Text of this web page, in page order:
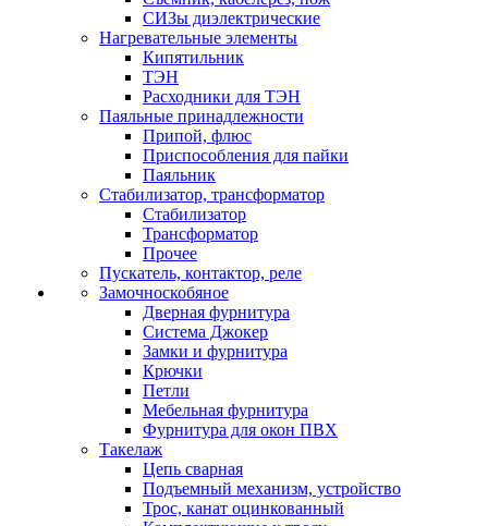
СИЗы диэлектрические
Нагревательные элементы
Кипятильник
ТЭН
Расходники для ТЭН
Паяльные принадлежности
Припой, флюс
Приспособления для пайки
Паяльник
Стабилизатор, трансформатор
Стабилизатор
Трансформатор
Прочее
Пускатель, контактор, реле
Замочноскобяное
Дверная фурнитура
Система Джокер
Замки и фурнитура
Крючки
Петли
Мебельная фурнитура
Фурнитура для окон ПВХ
Такелаж
Цепь сварная
Подъемный механизм, устройство
Трос, канат оцинкованный